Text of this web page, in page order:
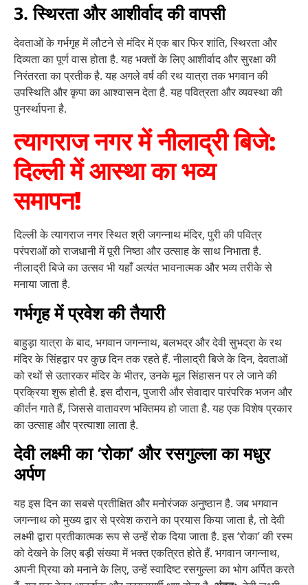
3. स्थिरता और आशीर्वाद की वापसी
देवताओं के गर्भगृह में लौटने से मंदिर में एक बार फिर शांति, स्थिरता और
दिव्यता का पूर्ण वास होता है. यह भक्तों के लिए आशीर्वाद और सुरक्षा की
निरंतरता का प्रतीक है. यह अगले वर्ष की रथ यात्रा तक भगवान की
उपस्थिति और कृपा का आश्वासन देता है. यह पवित्रता और व्यवस्था की
पुनर्स्थापना है.
त्यागराज नगर में नीलाद्री बिजे:
दिल्ली में आस्था का भव्य
समापन!
दिल्ली के त्यागराज नगर स्थित श्री जगन्नाथ मंदिर, पुरी की पवित्र
परंपराओं को राजधानी में पूरी निष्ठा और उत्साह के साथ निभाता है.
नीलाद्री बिजे का उत्सव भी यहाँ अत्यंत भावनात्मक और भव्य तरीके से
मनाया जाता है.
गर्भगृह में प्रवेश की तैयारी
बाहुड़ा यात्रा के बाद, भगवान जगन्नाथ, बलभद्र और देवी सुभद्रा के रथ
मंदिर के सिंहद्वार पर कुछ दिन तक रहते हैं. नीलाद्री बिजे के दिन, देवताओं
को रथों से उतारकर मंदिर के भीतर, उनके मूल सिंहासन पर ले जाने की
प्रक्रिया शुरू होती है. इस दौरान, पुजारी और सेवादार पारंपरिक भजन और
कीर्तन गाते हैं, जिससे वातावरण भक्तिमय हो जाता है. यह एक विशेष प्रकार
का उत्साह और प्रत्याशा लाता है.
देवी लक्ष्मी का ‘रोका’ और रसगुल्ला का मधुर
अर्पण
यह इस दिन का सबसे प्रतीक्षित और मनोरंजक अनुष्ठान है. जब भगवान
जगन्नाथ को मुख्य द्वार से प्रवेश कराने का प्रयास किया जाता है, तो देवी
लक्ष्मी द्वारा प्रतीकात्मक रूप से उन्हें रोक दिया जाता है. इस ‘रोका’ की रस्म
को देखने के लिए बड़ी संख्या में भक्त एकत्रित होते हैं. भगवान जगन्नाथ,
अपनी प्रिया को मनाने के लिए, उन्हें स्वादिष्ट रसगुल्ला का भोग अर्पित करते